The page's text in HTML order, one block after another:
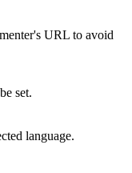
URL to avoid
set.
language.